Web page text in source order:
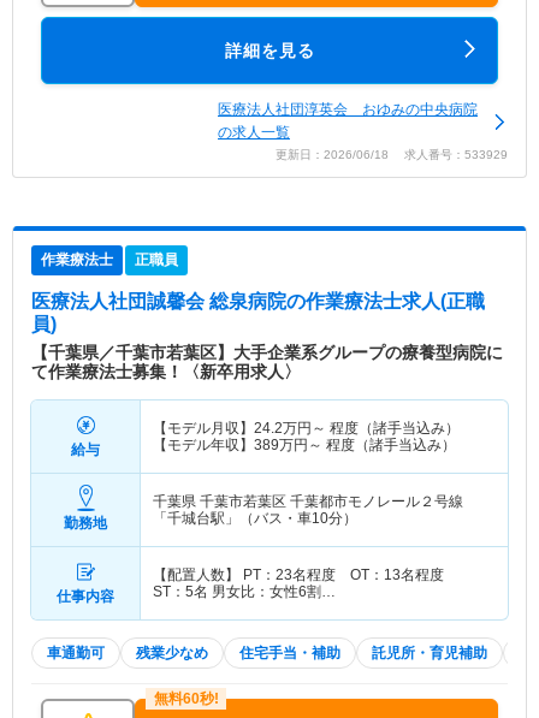
詳細を見る
医療法人社団淳英会 おゆみの中央病院
の求人一覧
更新日：2026/06/18 求人番号：533929
作業療法士 正職員
医療法人社団誠馨会 総泉病院の作業療法士求人(正職
員)
【千葉県／千葉市若葉区】大手企業系グループの療養型病院に
て作業療法士募集！〈新卒用求人〉
給与
【モデル月収】 24.2万円～ 程度（諸手当込み）
【モデル年収】 389万円～ 程度（諸手当込み）
勤務地
千葉県 千葉市若葉区 千葉都市モノレール２号線
「千城台駅」（バス・車10分）
仕事内容
【配置人数】 PT：23名程度 OT：13名程度
ST：5名 男女比：女性6割…
車通勤可 残業少なめ 住宅手当・補助 託児所・育児補助